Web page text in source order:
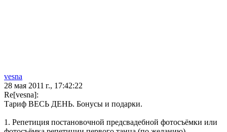
vesna
28 мая 2011 г., 17:42:22
Re[vesna]:
Тариф ВЕСЬ ДЕНЬ. Бонусы и подарки.
1. Репетиция постановочной предсвадебной фотосъёмки или